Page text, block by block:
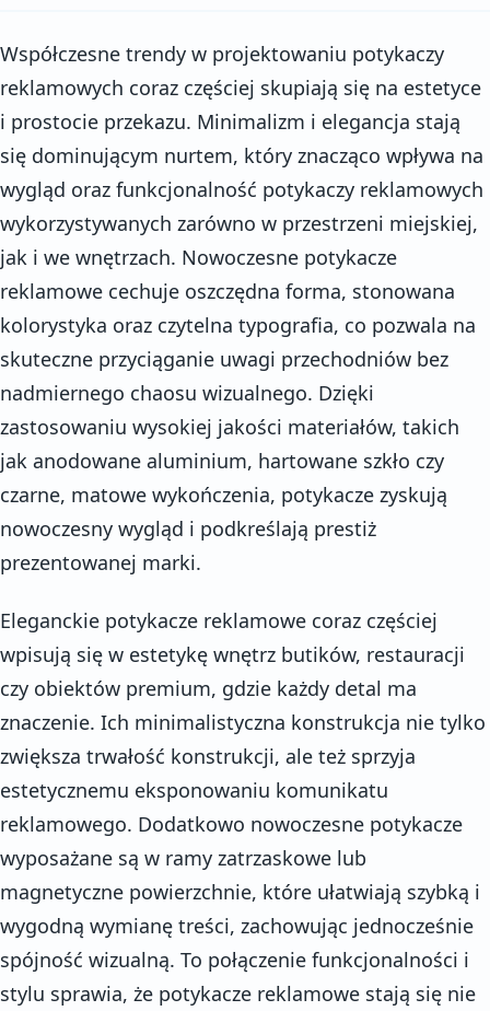
Współczesne trendy w projektowaniu potykaczy
reklamowych coraz częściej skupiają się na estetyce
i prostocie przekazu. Minimalizm i elegancja stają
się dominującym nurtem, który znacząco wpływa na
wygląd oraz funkcjonalność potykaczy reklamowych
wykorzystywanych zarówno w przestrzeni miejskiej,
jak i we wnętrzach. Nowoczesne potykacze
reklamowe cechuje oszczędna forma, stonowana
kolorystyka oraz czytelna typografia, co pozwala na
skuteczne przyciąganie uwagi przechodniów bez
nadmiernego chaosu wizualnego. Dzięki
zastosowaniu wysokiej jakości materiałów, takich
jak anodowane aluminium, hartowane szkło czy
czarne, matowe wykończenia, potykacze zyskują
nowoczesny wygląd i podkreślają prestiż
prezentowanej marki.
Eleganckie potykacze reklamowe coraz częściej
wpisują się w estetykę wnętrz butików, restauracji
czy obiektów premium, gdzie każdy detal ma
znaczenie. Ich minimalistyczna konstrukcja nie tylko
zwiększa trwałość konstrukcji, ale też sprzyja
estetycznemu eksponowaniu komunikatu
reklamowego. Dodatkowo nowoczesne potykacze
wyposażane są w ramy zatrzaskowe lub
magnetyczne powierzchnie, które ułatwiają szybką i
wygodną wymianę treści, zachowując jednocześnie
spójność wizualną. To połączenie funkcjonalności i
stylu sprawia, że potykacze reklamowe stają się nie